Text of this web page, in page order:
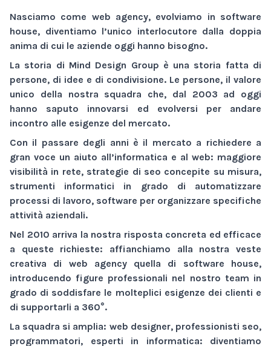
Nasciamo come web agency, evolviamo in software
house, diventiamo l’unico interlocutore dalla doppia
anima di cui le aziende oggi hanno bisogno.
La storia di Mind Design Group è una storia fatta di
persone, di idee e di condivisione. Le persone, il valore
unico della nostra squadra che, dal 2003 ad oggi
hanno saputo innovarsi ed evolversi per andare
incontro alle esigenze del mercato.
Con il passare degli anni è il mercato a richiedere a
gran voce un aiuto all’informatica e al web: maggiore
visibilità in rete, strategie di seo concepite su misura,
strumenti informatici in grado di automatizzare
processi di lavoro, software per organizzare specifiche
attività aziendali.
Nel 2010 arriva la nostra risposta concreta ed efficace
a queste richieste: affianchiamo alla nostra veste
creativa di web agencyquella di software house,
introducendo figure professionali nel nostro team in
grado di soddisfare le molteplici esigenze dei clienti e
di supportarli a 360°.
La squadra si amplia: web designer, professionisti seo,
programmatori, esperti in informatica: diventiamo